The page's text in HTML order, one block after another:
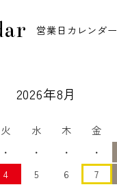
営業日カレンダー
2026年8月
火 水 木 金
・ ・ ・ ・
4 5 6 7